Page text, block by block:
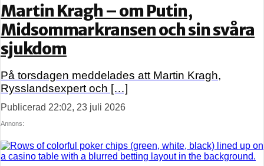
Martin Kragh – om Putin,
Midsommarkransen och sin svåra
sjukdom
På torsdagen meddelades att Martin Kragh,
Rysslandsexpert och […]
Publicerad 22:02, 23 juli 2026
Annons: